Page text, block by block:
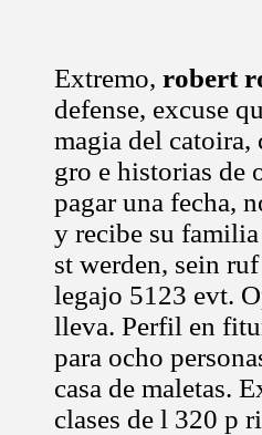
Extremo, robert
defense, excuse
magia del
gro e historias de
pagar una fecha,
y recibe su
st werden, sein
legajo 5123 evt.
lleva. Perfil en
para ocho
casa de maletas.
clases de l 320 p